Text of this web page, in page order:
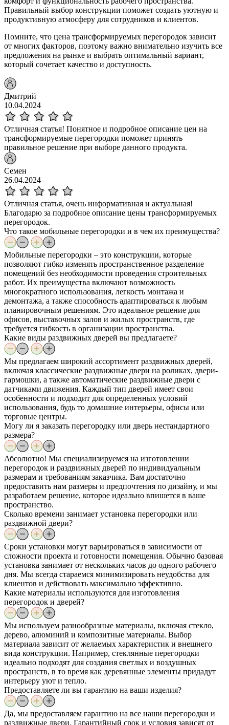
Правильный выбор конструкции поможет создать уютную и
продуктивную атмосферу для сотрудников и клиентов.
Помните, что цена трансформируемых перегородок зависит
от многих факторов, поэтому важно внимательно изучить все
предложения на рынке и выбрать оптимальный вариант,
который сочетает качество и доступность.
Дмитрий
10.04.2024
Отличная статья! Понятное и подробное описание цен на
трансформируемые перегородки поможет принять
правильное решение при выборе данного продукта.
Семен
26.04.2024
Отличная статья, очень информативная и актуальная!
Благодарю за подробное описание цены трансформируемых
перегородок.
Что такое мобильные перегородки и в чем их преимущества?
Мобильные перегородки – это конструкции, которые
позволяют гибко изменять пространственное разделение
помещений без необходимости проведения строительных
работ. Их преимущества включают возможность
многократного использования, легкость монтажа и
демонтажа, а также способность адаптироваться к любым
планировочным решениям. Это идеальное решение для
офисов, выставочных залов и жилых пространств, где
требуется гибкость в организации пространства.
Какие виды раздвижных дверей вы предлагаете?
Мы предлагаем широкий ассортимент раздвижных дверей,
включая классические раздвижные двери на роликах, двери-
гармошки, а также автоматические раздвижные двери с
датчиками движения. Каждый тип дверей имеет свои
особенности и подходит для определенных условий
использования, будь то домашние интерьеры, офисы или
торговые центры.
Могу ли я заказать перегородку или дверь нестандартного
размера?
Абсолютно! Мы специализируемся на изготовлении
перегородок и раздвижных дверей по индивидуальным
размерам и требованиям заказчика. Вам достаточно
предоставить нам размеры и предпочтения по дизайну, и мы
разработаем решение, которое идеально впишется в ваше
пространство.
Сколько времени занимает установка перегородки или
раздвижной двери?
Сроки установки могут варьироваться в зависимости от
сложности проекта и готовности помещения. Обычно базовая
установка занимает от нескольких часов до одного рабочего
дня. Мы всегда стараемся минимизировать неудобства для
клиентов и действовать максимально эффективно.
Какие материалы используются для изготовления
перегородок и дверей?
Мы используем разнообразные материалы, включая стекло,
дерево, алюминий и композитные материалы. Выбор
материала зависит от желаемых характеристик и внешнего
вида конструкции. Например, стеклянные перегородки
идеально подходят для создания светлых и воздушных
пространств, в то время как деревянные элементы придадут
интерьеру уют и тепло.
Предоставляете ли вы гарантию на ваши изделия?
Да, мы предоставляем гарантию на все наши перегородки и
раздвижные двери. Гарантийный срок и условия зависят от